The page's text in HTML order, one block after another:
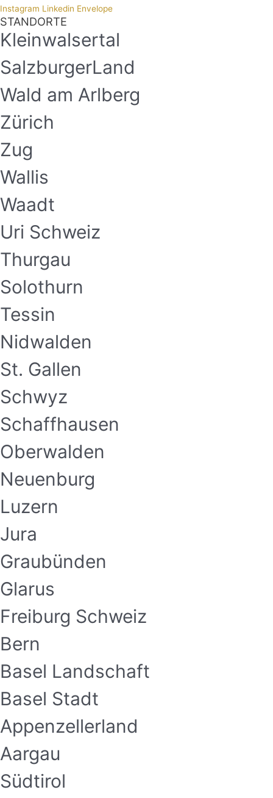
Instagram Linkedin Envelope
STANDORTE
Kleinwalsertal
SalzburgerLand
Wald am Arlberg
Zürich
Zug
Wallis
Waadt
Uri Schweiz
Thurgau
Solothurn
Tessin
Nidwalden
St. Gallen
Schwyz
Schaffhausen
Oberwalden
Neuenburg
Luzern
Jura
Graubünden
Glarus
Freiburg Schweiz
Bern
Basel Landschaft
Basel Stadt
Appenzellerland
Aargau
Südtirol